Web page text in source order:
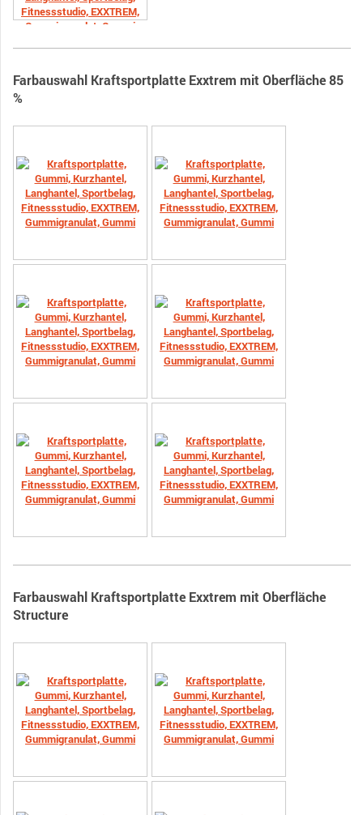
Farbauswahl Kraftsportplatte Exxtrem mit Oberfläche 85
%
Farbauswahl Kraftsportplatte Exxtrem mit Oberfläche
Structure